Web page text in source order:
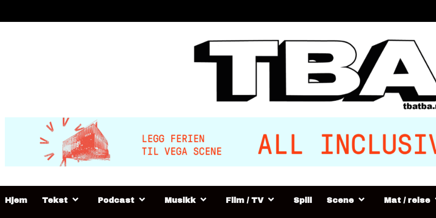
to
Hjem Tekst Podcast Musikk Film / TV Spill Scene Mat / reise